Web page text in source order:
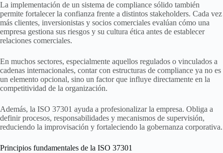
La implementación de un sistema de compliance sólido también
permite fortalecer la confianza frente a distintos stakeholders. Cada vez
más clientes, inversionistas y socios comerciales evalúan cómo una
empresa gestiona sus riesgos y su cultura ética antes de establecer
relaciones comerciales.
En muchos sectores, especialmente aquellos regulados o vinculados a
cadenas internacionales, contar con estructuras de compliance ya no es
un elemento opcional, sino un factor que influye directamente en la
competitividad de la organización.
Además, la ISO 37301 ayuda a profesionalizar la empresa. Obliga a
definir procesos, responsabilidades y mecanismos de supervisión,
reduciendo la improvisación y fortaleciendo la gobernanza corporativa.
Principios fundamentales de la ISO 37301